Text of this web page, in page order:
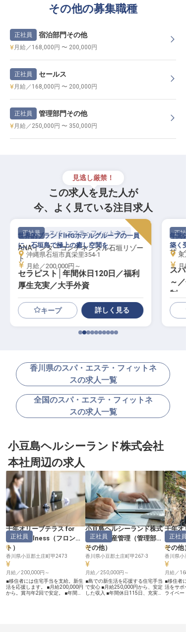
その他の募集職種
正社員 宿泊部門その他
月給／168,000円 〜 200,000円
正社員 セールス
月給／168,000円 〜 200,000円
正社員 管理部門その他
月給／250,000円 〜 350,000円
見逃し厳禁！
この求人を見た人が
今、よく見ている注目求人
正社員 スパ・エステ・フィットネス
ANAインターコンチネンタル石垣リゾー
ト
セラピスト│年間休日120日／福利
厚生充実／大手外資
世界的ブランドIHGホテルグループの一員
に。石垣島で極上の癒し空間を
沖縄県石垣市真栄里354-1
月給／200,000円～
キープ 詳しく見る
正社
ザ・
ス
～
制
年間
築く
東
香川県のスパ・エステ・フィットネ
スの求人一覧
全国のスパ・エステ・フィットネ
スの求人一覧
小豆島ヘルシーランド株式会社
本社周辺の求人
千年オリーブテラス for
your wellness （フロン
ト ）
正社員
香川県小豆郡土庄町甲2473
月給／200,000円～
■移住者には住宅手当を支給。新生
活を応援します。 ■月給200,000円
から。賞与年2回で安定。 ■年間休
小豆島ヘルシーランド株式
会社 生産管理 （管理部門
その他）
正社員
香川県小豆郡土庄町甲267-3
月給／250,000円～
■島での新生活を応援する住宅手当
で安心 ■月給250,000円から、安定
した収入 ■年間休日115日、充実の
千年オ
your
その他
正社員
香川県小
月給／
■移住者
活をサポ
ライベー